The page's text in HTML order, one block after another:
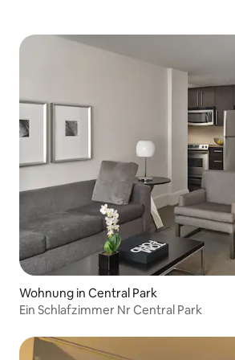
Wohnung in Central Park
Ein Schlafzimmer Nr Central Park